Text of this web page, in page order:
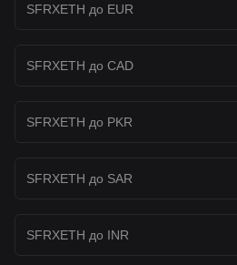
SFRXETH до EUR
SFRXETH до CAD
SFRXETH до PKR
SFRXETH до SAR
SFRXETH до INR